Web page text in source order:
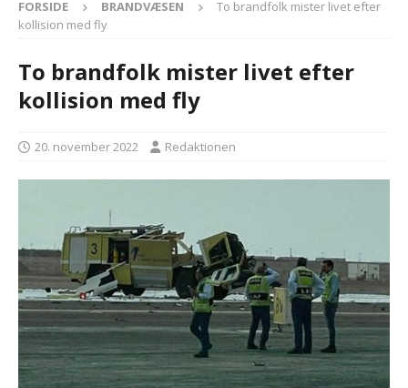
FORSIDE BRANDVÆSEN
To brandfolk mister livet efter
kollision med fly
To brandfolk mister livet efter
kollision med fly
20. november 2022 Redaktionen